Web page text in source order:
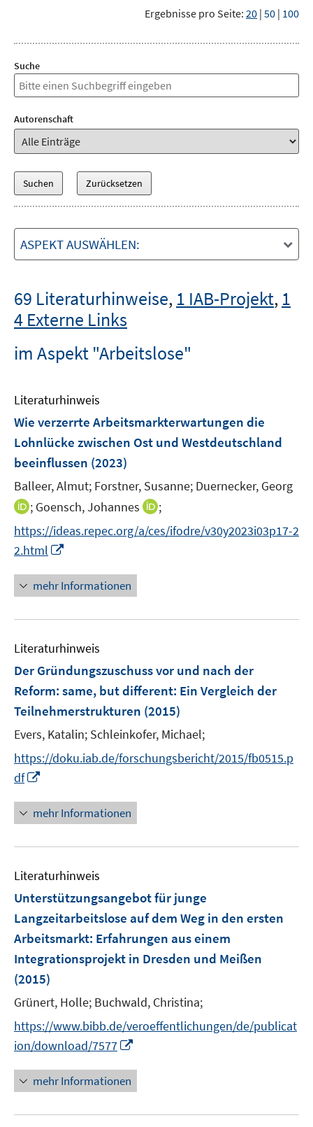
Ergebnisse pro Seite: 20 | 50 | 100
Suche
Autorenschaft
ASPEKT AUSWÄHLEN:
69 Literaturhinweise, 1 IAB-Projekt, 1
4 Externe Links
im Aspekt "Arbeitslose"
Literaturhinweis
Wie verzerrte Arbeitsmarkterwartungen die
Lohnlücke zwischen Ost­ und Westdeutschland
beeinflussen (2023)
Balleer, Almut; Forstner, Susanne; Duernecker, Georg
I
n
e
u
e
F
n
s
t
e
ö
f
f
e
n
; Goensch, Johannes
I
n
F
s
t
e
ö
f
;
https://ideas.repec.org/a/ces/ifodre/v30y2023i03p17-2
2.html
n
e
u
m
F
n
s
t
e
r
f
f
e
n
mehr Informationen
Literaturhinweis
Der Gründungszuschuss vor und nach der
Reform: same, but different: Ein Vergleich der
Teilnehmerstrukturen (2015)
Evers, Katalin; Schleinkofer, Michael;
https://doku.iab.de/forschungsbericht/2015/fb0515.p
df
n
e
u
m
F
n
s
t
e
ö
f
f
e
n
mehr Informationen
Literaturhinweis
Unterstützungsangebot für junge
Langzeitarbeitslose auf dem Weg in den ersten
Arbeitsmarkt: Erfahrungen aus einem
Integrationsprojekt in Dresden und Meißen
(2015)
Grünert, Holle; Buchwald, Christina;
https://www.bibb.de/veroeffentlichungen/de/publicat
ion/download/7577
e
u
mehr Informationen